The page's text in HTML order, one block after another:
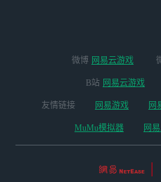
微博 网易云游戏
B站 网易云游戏
友情链接 网易游戏 网
MuMu模拟器 网